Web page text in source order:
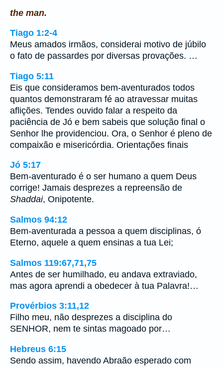
the man.
Tiago 1:2-4
Meus amados irmãos, considerai motivo de júbilo
o fato de passardes por diversas provações. …
Tiago 5:11
Eis que consideramos bem-aventurados todos
quantos demonstraram fé ao atravessar muitas
aflições. Tendes ouvido falar a respeito da
paciência de Jó e bem sabeis que solução final o
Senhor lhe providenciou. Ora, o Senhor é pleno de
compaixão e misericórdia. Orientações finais
Jó 5:17
Bem-aventurado é o ser humano a quem Deus
corrige! Jamais desprezes a repreensão de
Shaddai, Onipotente.
Salmos 94:12
Bem-aventurada a pessoa a quem disciplinas, ó
Eterno, aquele a quem ensinas a tua Lei;
Salmos 119:67,71,75
Antes de ser humilhado, eu andava extraviado,
mas agora aprendi a obedecer à tua Palavra!…
Provérbios 3:11,12
Filho meu, não desprezes a disciplina do
SENHOR, nem te sintas magoado por…
Hebreus 6:15
Sendo assim, havendo Abraão esperado com